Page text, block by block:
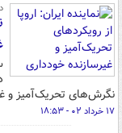
نگرش‌های تحریک‌آمیز و
۱۷ خرداد ۰۲ - ۱۸:۵۳